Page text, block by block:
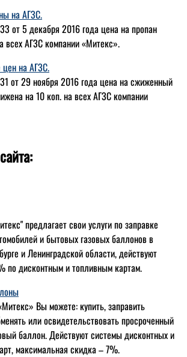
на АГЗС.
от 5 декабря 2016 года цена на пропан
всех АГЗС компании «Митекс».
на АГЗС.
от 29 ноября 2016 года цена на сжиженный
на 10 коп. на всех АГЗС компании
предлагает свои услуги по заправке
и бытовых газовых баллонов в
и Ленинградской области, действуют
по дисконтным и топливным картам.
Вы можете: купить, заправить
или освидетельствовать просроченный
баллон. Действуют системы дисконтных и
максимальная скидка – 7%.